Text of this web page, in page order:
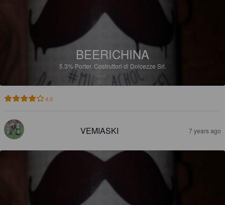
BEERICHINA
5.3% Porter. Costruttori di Dolcezze Srl.
4.0
VEMIASKI 7 years ago